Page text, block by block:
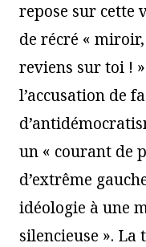
repose sur cette
de récré «
reviens sur toi !
l’accusation de
un « courant de
d’extrême
idéologie à une
silencieuse ». La